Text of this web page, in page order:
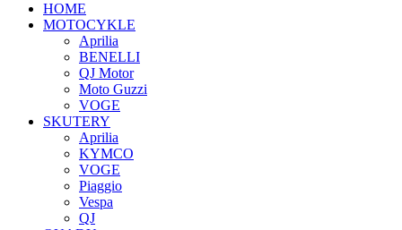
HOME
MOTOCYKLE
Aprilia
BENELLI
QJ Motor
Moto Guzzi
VOGE
SKUTERY
Aprilia
KYMCO
VOGE
Piaggio
Vespa
QJ